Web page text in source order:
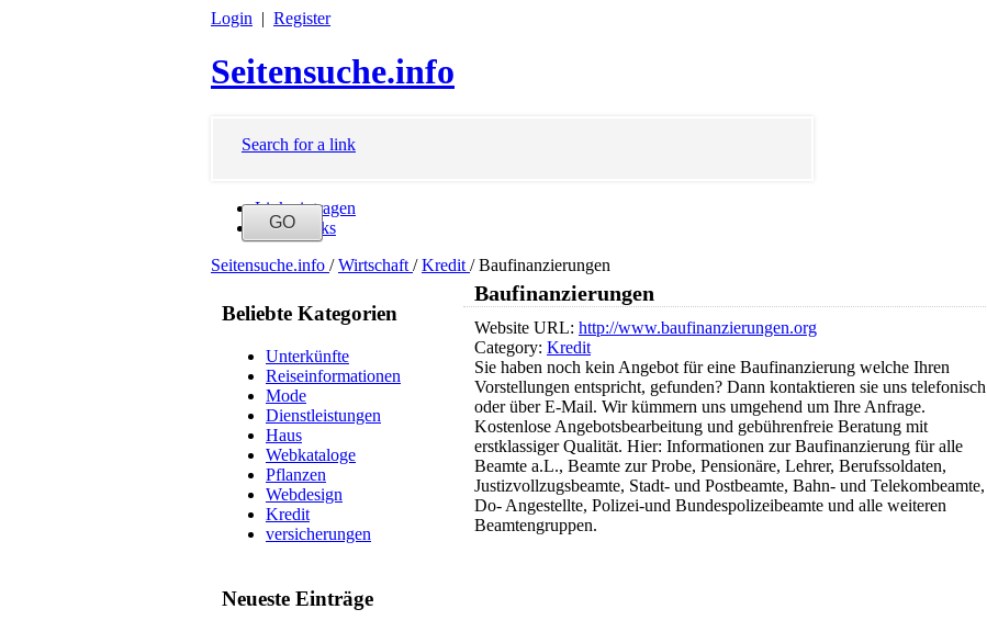
Login | Register
Seitensuche.info
Search for a link
Link eintragen
Neue Links
Seitensuche.info / Wirtschaft/ Kredit/ Baufinanzierungen
Beliebte Kategorien
Unterkünfte
Reiseinformationen
Mode
Dienstleistungen
Haus
Webkataloge
Pflanzen
Webdesign
Kredit
versicherungen
Neueste Einträge
Baufinanzierungen
Website URL: http://www.baufinanzierungen.org
Category: Kredit
Sie haben noch kein Angebot für eine Baufinanzierung welche Ihren
Vorstellungen entspricht, gefunden? Dann kontaktieren sie uns telefonisch
oder über E-Mail. Wir kümmern uns umgehend um Ihre Anfrage.
Kostenlose Angebotsbearbeitung und gebührenfreie Beratung mit
erstklassiger Qualität. Hier: Informationen zur Baufinanzierung für alle
Beamte a.L., Beamte zur Probe, Pensionäre, Lehrer, Berufssoldaten,
Justizvollzugsbeamte, Stadt- und Postbeamte, Bahn- und Telekombeamte,
Do- Angestellte, Polizei-und Bundespolizeibeamte und alle weiteren
Beamtengruppen.